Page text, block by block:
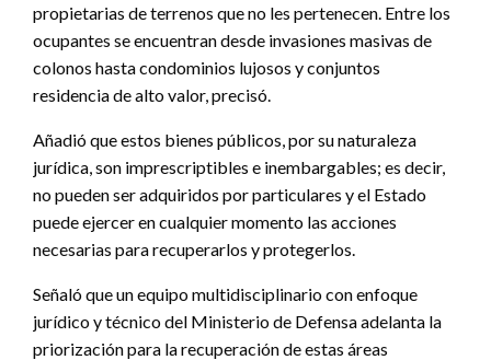
propietarias de terrenos que no les pertenecen. Entre los
ocupantes se encuentran desde invasiones masivas de
colonos hasta condominios lujosos y conjuntos
residencia de alto valor, precisó.
Añadió que estos bienes públicos, por su naturaleza
jurídica, son imprescriptibles e inembargables; es decir,
no pueden ser adquiridos por particulares y el Estado
puede ejercer en cualquier momento las acciones
necesarias para recuperarlos y protegerlos.
Señaló que un equipo multidisciplinario con enfoque
jurídico y técnico del Ministerio de Defensa adelanta la
priorización para la recuperación de estas áreas